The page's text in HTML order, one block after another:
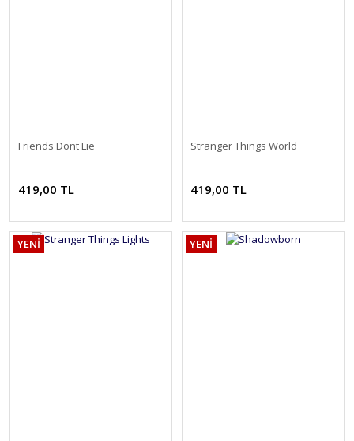
Friends Dont Lie
419,00 TL
Stranger Things World
419,00 TL
YENİ YENİ